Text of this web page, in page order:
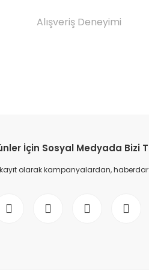
Alışveriş Deneyimi
İçin Sosyal Medyada Bizi
olarak kampanyalardan,